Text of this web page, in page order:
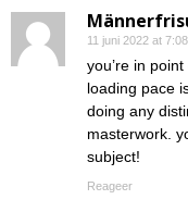
11 juni 2022 at
you’re in
loading pace
doing any
masterwork.
subject!
Reageer